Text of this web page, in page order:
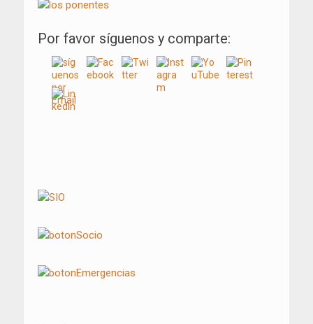
Por favor síguenos y comparte:
entradas